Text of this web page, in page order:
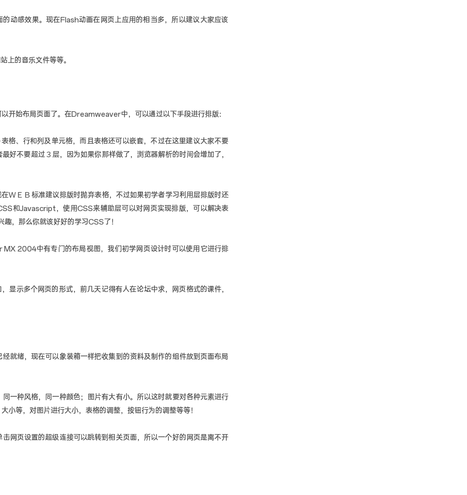
动感效果。现在Flash动画在网页上应用的相当多，所以建议大家应该
上的音乐文件等等。
开始布局页面了。在Dreamweaver中，可以通过以下手段进行排版：
格、行和列及单元格，而且表格还可以嵌套，不过在这里建议大家不要
好不要超过３层，因为如果你那样做了，浏览器解析的时间会增加了，
ＷＥＢ标准建议排版时抛弃表格，不过如果初学者学习利用层排版时还
和Javascript，使用CSS来辅助层可以对网页实现排版，可以解决表
，那么你就该好好的学习CSS了！
2004中有专门的布局视图，我们初学网页设计时可以使用它进行排
显示多个网页的形式，前几天记得有人在论坛中求，网页格式的课件，
就绪，现在可以象装箱一样把收集到的资料及制作的组件放到页面布局
一种风格，同一种颜色；图片有大有小。所以这时就要对各种元素进行
小等，对图片进行大小，表格的调整，按钮行为的调整等等！
网页设置的超级连接可以跳转到相关页面，所以一个好的网页是离不开